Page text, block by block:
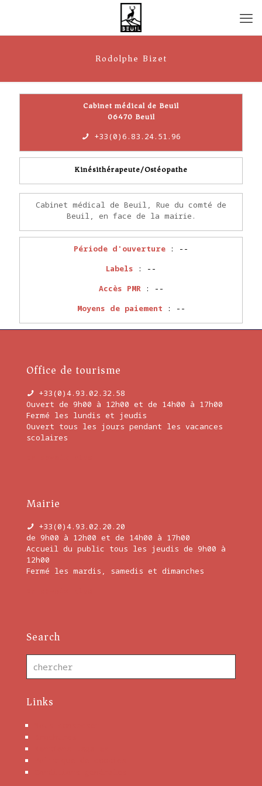
Rodolphe Bizet
Kinésithérapeute/Ostéopathe
Cabinet médical de Beuil, Rue du comté de
Beuil, en face de la mairie.
Période d'ouverture : --
Labels : --
Accès PMR: --
Moyens de paiement : --
Cabinet médical de Beuil
06470 Beuil
+33(0)6.83.24.51.96
Office de tourisme
+33(0)4.93.02.32.58
Ouvert de 9h00 à 12h00 et de 14h00 à 17h00
Fermé les lundis et jeudis
Ouvert tous les jours pendant les vacances
scolaires
Mairie
+33(0)4.93.02.20.20
de 9h00 à 12h00 et de 14h00 à 17h00
Accueil du public tous les jeudis de 9h00 à
12h00
Fermé les mardis, samedis et dimanches
Search
Links